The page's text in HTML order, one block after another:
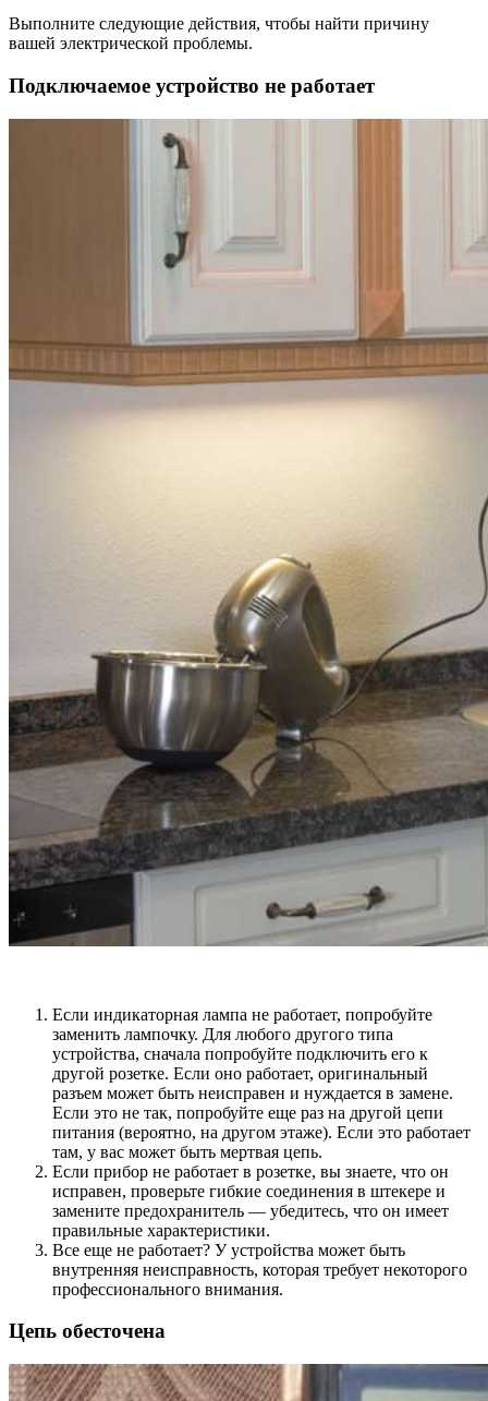
Выполните следующие действия, чтобы найти причину
вашей электрической проблемы.
Подключаемое устройство не работает
Если индикаторная лампа не работает, попробуйте
заменить лампочку. Для любого другого типа
устройства, сначала попробуйте подключить его к
другой розетке. Если оно работает, оригинальный
разъем может быть неисправен и нуждается в замене.
Если это не так, попробуйте еще раз на другой цепи
питания (вероятно, на другом этаже). Если это работает
там, у вас может быть мертвая цепь.
Если прибор не работает в розетке, вы знаете, что он
исправен, проверьте гибкие соединения в штекере и
замените предохранитель — убедитесь, что он имеет
правильные характеристики.
Все еще не работает? У устройства может быть
внутренняя неисправность, которая требует некоторого
профессионального внимания.
Цепь обесточена